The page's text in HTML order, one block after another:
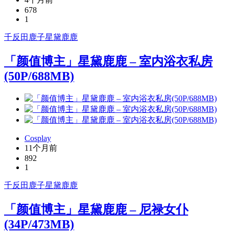
678
1
千反田鹿子星黛鹿鹿
「颜值博主」星黛鹿鹿 – 室内浴衣私房
(50P/688MB)
Cosplay
11个月前
892
1
千反田鹿子星黛鹿鹿
「颜值博主」星黛鹿鹿 – 尼禄女仆
(34P/473MB)